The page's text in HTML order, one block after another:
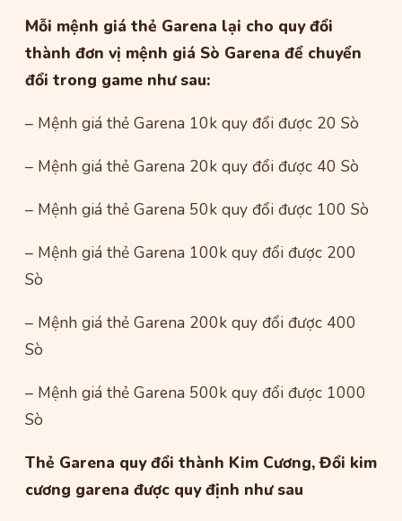
Mỗi mệnh giá thẻ Garena lại cho quy đổi
thành đơn vị mệnh giá Sò Garena để chuyển
đổi trong game như sau:
– Mệnh giá thẻ Garena 10k quy đổi được 20 Sò
– Mệnh giá thẻ Garena 20k quy đổi được 40 Sò
– Mệnh giá thẻ Garena 50k quy đổi được 100 Sò
– Mệnh giá thẻ Garena 100k quy đổi được 200
Sò
– Mệnh giá thẻ Garena 200k quy đổi được 400
Sò
– Mệnh giá thẻ Garena 500k quy đổi được 1000
Sò
Thẻ Garena quy đổi thành Kim Cương, Đổi kim
cương garena được quy định như sau